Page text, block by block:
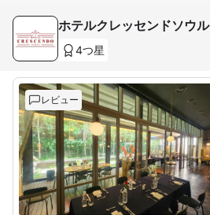
ホテルクレッセンドソウル
4つ星
レビュー